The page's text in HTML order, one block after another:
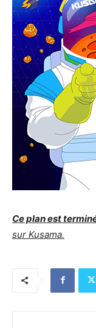
Ce plan est
sur Kusama.